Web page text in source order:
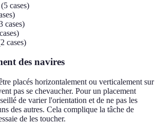
cases)
cases)
cases)
des navires
placés horizontalement ou verticalement sur
pas se chevaucher. Pour un placement
de varier l'orientation et de ne pas les
des autres. Cela complique la tâche de
de les toucher.